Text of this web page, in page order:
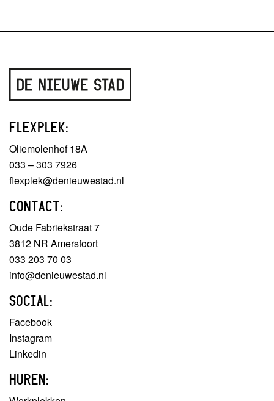
FLEXPLEK:
Oliemolenhof 18A
033 – 303 7926
flexplek@denieuwestad.nl
CONTACT:
Oude Fabriekstraat 7
3812 NR Amersfoort
033 203 70 03
info@denieuwestad.nl
SOCIAL:
Facebook
Instagram
Linkedin
HUREN: